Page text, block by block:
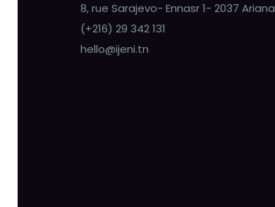
8, rue Sarajevo- Ennasr 1- 2037 Ariana
(+216) 29 342 131
hello@ijeni.tn